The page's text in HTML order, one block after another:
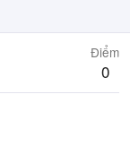
Điểm
0